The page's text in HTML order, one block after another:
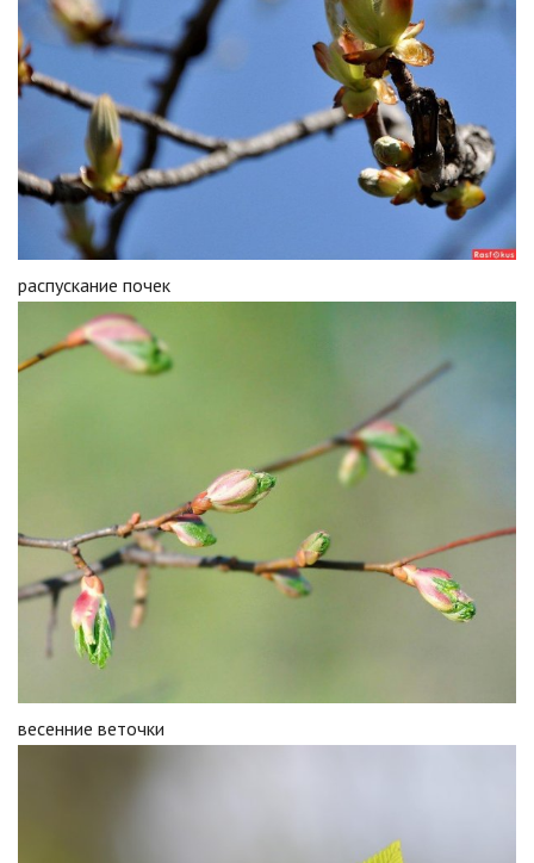
распускание почек
весенние веточки